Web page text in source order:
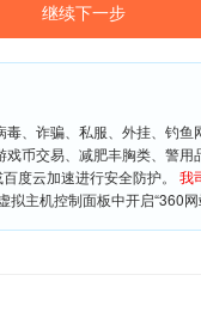
、诈骗、私服、外挂、钓
币交易、减肥丰胸类、警
度云加速进行安全防护。 我
主机控制面板中开启“360